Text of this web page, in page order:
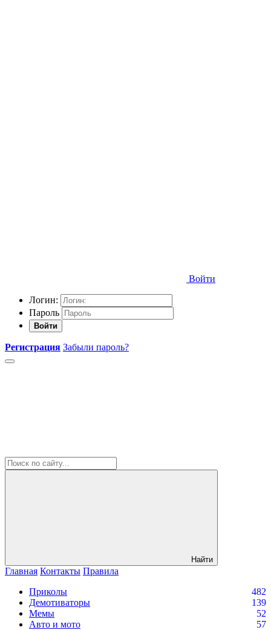
Войти
Логин:
Пароль
Войти
Регистрация Забыли пароль?
Найти
Главная Контакты Правила
Приколы
482
Демотиваторы
139
Мемы
52
Авто и мото
57